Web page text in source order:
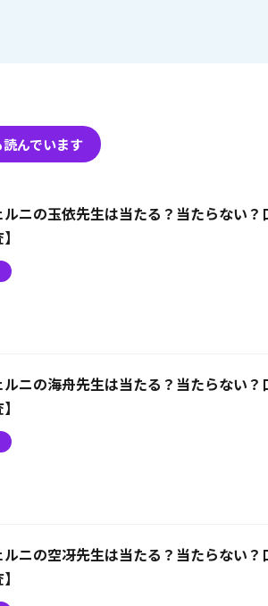
んでいます
ニの玉依先生は当たる？当たらない？
ニの海舟先生は当たる？当たらない？
ニの空冴先生は当たる？当たらない？